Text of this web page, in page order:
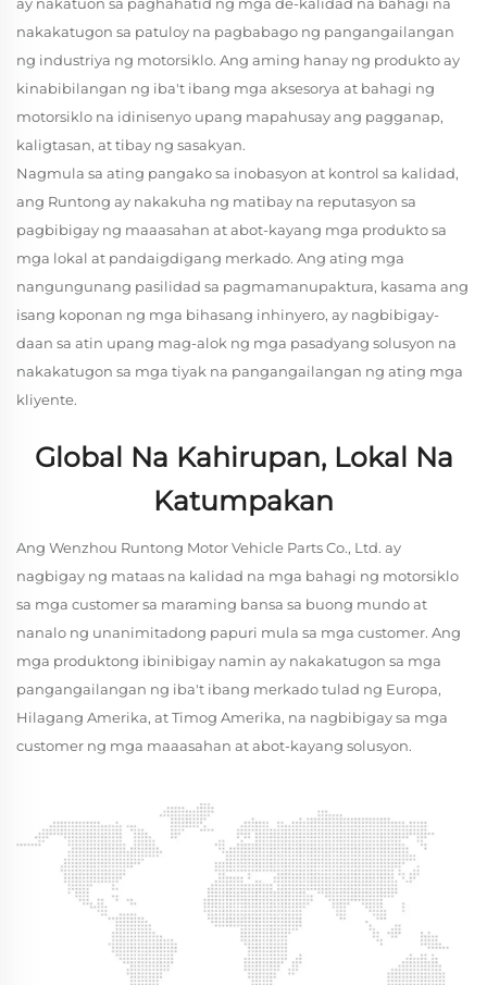
nakakatugon sa patuloy na pagbabago ng pangangailangan
ng industriya ng motorsiklo. Ang aming hanay ng produkto ay
kinabibilangan ng iba't ibang mga aksesorya at bahagi ng
motorsiklo na idinisenyo upang mapahusay ang pagganap,
kaligtasan, at tibay ng sasakyan.
Nagmula sa ating pangako sa inobasyon at kontrol sa kalidad,
ang Runtong ay nakakuha ng matibay na reputasyon sa
pagbibigay ng maaasahan at abot-kayang mga produkto sa
mga lokal at pandaigdigang merkado. Ang ating mga
nangungunang pasilidad sa pagmamanupaktura, kasama ang
isang koponan ng mga bihasang inhinyero, ay nagbibigay-
daan sa atin upang mag-alok ng mga pasadyang solusyon na
nakakatugon sa mga tiyak na pangangailangan ng ating mga
kliyente.
Global Na Kahirupan, Lokal Na
Katumpakan
Ang Wenzhou Runtong Motor Vehicle Parts Co., Ltd. ay
nagbigay ng mataas na kalidad na mga bahagi ng motorsiklo
sa mga customer sa maraming bansa sa buong mundo at
nanalo ng unanimitadong papuri mula sa mga customer. Ang
mga produktong ibinibigay namin ay nakakatugon sa mga
pangangailangan ng iba't ibang merkado tulad ng Europa,
Hilagang Amerika, at Timog Amerika, na nagbibigay sa mga
customer ng mga maaasahan at abot-kayang solusyon.